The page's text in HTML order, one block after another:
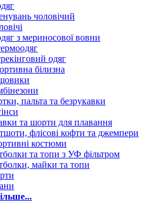
чоловічий
з мериносової вовни
одяг
білизна
пальта та безрукавки
та шорти для плавання
флісові кофти та джемпери
костюми
та топи з УФ фільтром
майки та топи